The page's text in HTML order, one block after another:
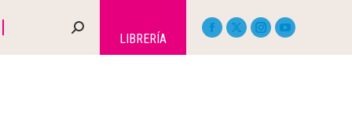
LIBRERÍA